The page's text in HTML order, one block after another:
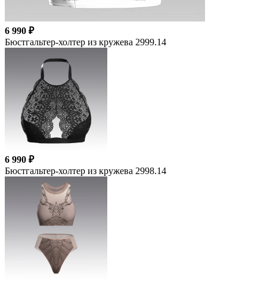
6 990 ₽
Бюстгальтер-холтер из кружева 2999.14
6 990 ₽
Бюстгальтер-холтер из кружева 2998.14